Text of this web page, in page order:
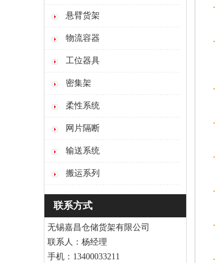
悬臂货架
物流容器
工位器具
密集架
柔性系统
网片隔断
输送系统
搬运系列
联系方式
无锡嘉昌仓储货架有限公司
联系人：杨经理
手机：13400033211